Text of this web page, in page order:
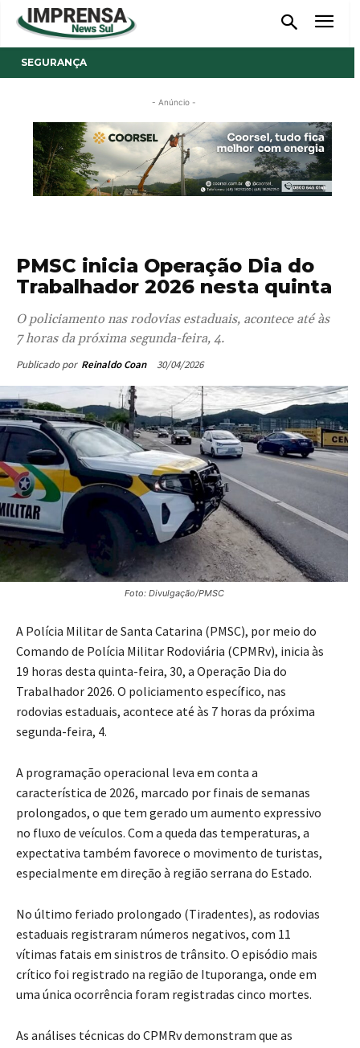
SEGURANÇA
- Anúncio -
PMSC inicia Operação Dia do
Trabalhador 2026 nesta quinta
O policiamento nas rodovias estaduais, acontece até às
7 horas da próxima segunda-feira, 4.
Publicado por Reinaldo Coan 30/04/2026
Foto: Divulgação/PMSC
A Polícia Militar de Santa Catarina (PMSC), por meio do
Comando de Polícia Militar Rodoviária (CPMRv), inicia às
19 horas desta quinta-feira, 30, a Operação Dia do
Trabalhador 2026. O policiamento específico, nas
rodovias estaduais, acontece até às 7 horas da próxima
segunda-feira, 4.
A programação operacional leva em conta a
característica de 2026, marcado por finais de semanas
prolongados, o que tem gerado um aumento expressivo
no fluxo de veículos. Com a queda das temperaturas, a
expectativa também favorece o movimento de turistas,
especialmente em direção à região serrana do Estado.
No último feriado prolongado (Tiradentes), as rodovias
estaduais registraram números negativos, com 11
vítimas fatais em sinistros de trânsito. O episódio mais
crítico foi registrado na região de Ituporanga, onde em
uma única ocorrência foram registradas cinco mortes.
As análises técnicas do CPMRv demonstram que as